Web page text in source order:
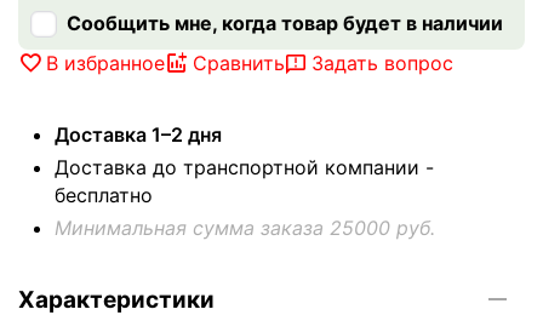
Сообщить мне, когда товар будет в наличии
В избранное
Сравнить Задать вопрос
Доставка 1–2 дня
Доставка до транспортной компании -
бесплатно
Минимальная сумма заказа 25000 руб.
Характеристики